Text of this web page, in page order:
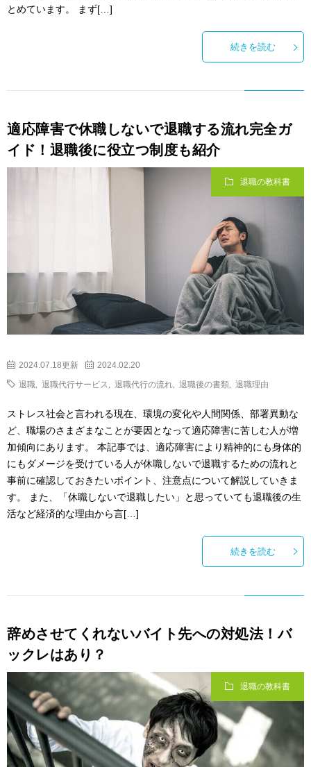
とめています。 まず[…]
続きを読む
適応障害で休職しないで退職する流れ完全ガ
イド！退職後に役立つ制度も紹介
退職の教科書
2024.07.18更新 2024.02.20
退職 退職代行サービス 退職代行の流れ 退職後の書類 退職理由
ストレス社会と言われる現在、環境の変化や人間関係、部署異動な
ど、職場のさまざまなことが要因となって適応障害に苦しむ人が増
加傾向にあります。 本記事では、適応障害により精神的にも身体的
にもダメージを受けている人が休職しないで退職するための流れと
事前に確認しておきたいポイント、注意点について解説していきま
す。 また、「休職しないで退職したい」と思っていても退職後の生
活など経済的な理由から言[…]
続きを読む
辞めさせてくれないバイト先への対処法！バ
ックレはあり？
退職の教科書